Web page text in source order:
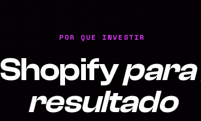
POR QUE INVESTIR
resultado